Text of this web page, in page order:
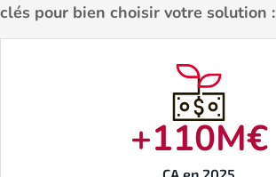
clés pour bien choisir votre solution :
+110M€